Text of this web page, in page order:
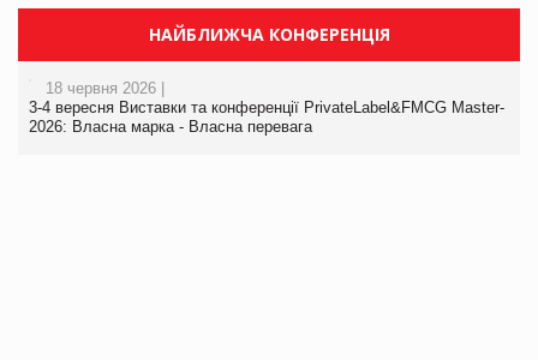
НАЙБЛИЖЧА КОНФЕРЕНЦІЯ
18 червня 2026 |
3-4 вересня Виставки та конференції PrivateLabel&FMCG Master-
2026: Власна марка - Власна перевага